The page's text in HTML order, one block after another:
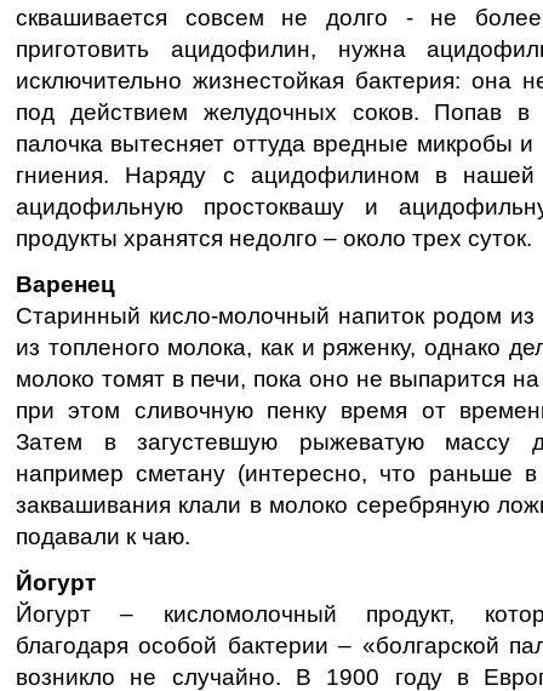
сквашивается совсем не долго - не
приготовить ацидофилин, нужна
исключительно жизнестойкая бактерия: она
под действием желудочных соков. Попав в
палочка вытесняет оттуда вредные микробы и
гниения. Наряду с ацидофилином в нашей
ацидофильную простоквашу и
продукты хранятся недолго – около трех суток.
Варенец
Старинный кисло-молочный напиток родом из
из топленого молока, как и ряженку, однако
молоко томят в печи, пока оно не выпарится
при этом сливочную пенку время от
Затем в загустевшую рыжеватую массу
например сметану (интересно, что раньше
заквашивания клали в молоко серебряную
подавали к чаю.
Йогурт
Йогурт – кисломолочный продукт,
благодаря особой бактерии – «болгарской
возникло не случайно. В 1900 году в